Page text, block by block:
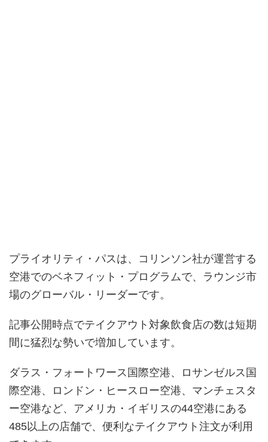
プライオリティ・パスは、コリンソン社が運営する
空港でのベネフィット・プログラムで、ラウンジ市
場のグローバル・リーダーです。
記事公開時点でテイクアウト対象飲食店の数は短期
間に猛烈な勢いで増加しています。
ダラス・フォートワース国際空港、ロサンゼルス国
際空港、ロンドン・ヒースロー空港、マンチェスタ
ー空港など、アメリカ・イギリスの44空港にある
485以上の店舗で、便利なテイクアウト注文が利用